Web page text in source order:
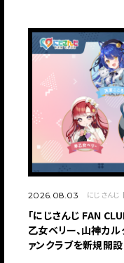
2026.08.03 にじさんじ
「にじさんじ FAN
乙女ベリー、山神カル
ァンクラブを新規開設